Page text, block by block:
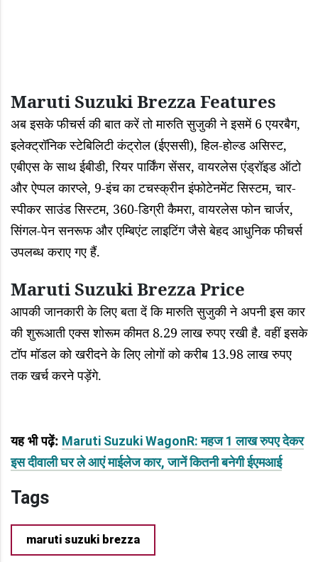
Maruti Suzuki Brezza Features
अब इसके फीचर्स की बात करें तो मारुति सुजुकी ने इसमें 6 एयरबैग,
इलेक्ट्रॉनिक स्टेबिलिटी कंट्रोल (ईएससी), हिल-होल्ड असिस्ट,
एबीएस के साथ ईबीडी, रियर पार्किंग सेंसर, वायरलेस एंड्रॉइड ऑटो
और ऐप्पल कारप्ले, 9-इंच का टचस्क्रीन इंफोटेनमेंट सिस्टम, चार-
स्पीकर साउंड सिस्टम, 360-डिग्री कैमरा, वायरलेस फोन चार्जर,
सिंगल-पेन सनरूफ और एम्बिएंट लाइटिंग जैसे बेहद आधुनिक फीचर्स
उपलब्ध कराए गए हैं.
Maruti Suzuki Brezza Price
आपकी जानकारी के लिए बता दें कि मारुति सुजुकी ने अपनी इस कार
की शुरूआती एक्स शोरूम कीमत 8.29 लाख रुपए रखी है. वहीं इसके
टॉप मॉडल को खरीदने के लिए लोगों को करीब 13.98 लाख रुपए
तक खर्च करने पड़ेंगे.
यह भी पढ़ें: Maruti Suzuki WagonR: महज 1 लाख रुपए देकर
इस दीवाली घर ले आएं माईलेज कार, जानें कितनी बनेगी ईएमआई
Tags
maruti suzuki brezza